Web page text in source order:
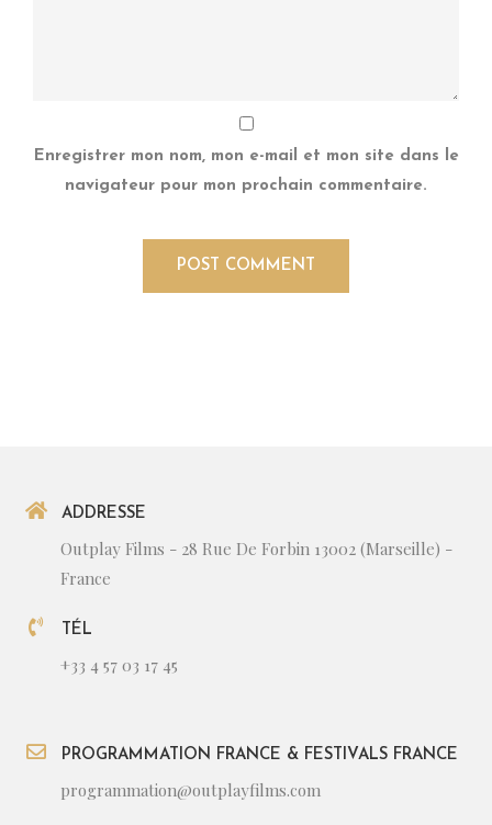
Enregistrer mon nom, mon e-mail et mon site dans le
navigateur pour mon prochain commentaire.
ADDRESSE
Outplay Films - 28 Rue De Forbin 13002 (Marseille) -
France
TÉL
+33 4 57 03 17 45
PROGRAMMATION FRANCE & FESTIVALS FRANCE
programmation@outplayfilms.com